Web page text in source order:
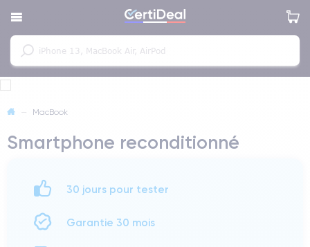
— MacBook
Smartphone reconditionné
30 jours pour tester
Garantie 30 mois